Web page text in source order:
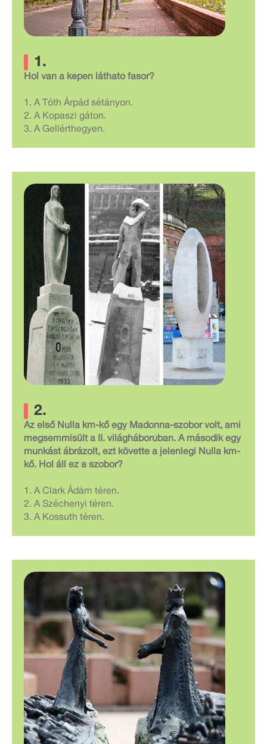
1.
Hol van a képen látható fasor?
1. A Tóth Árpád sétányon.
2. A Kopaszi gáton.
3. A Gellérthegyen.
2.
Az első Nulla km-kő egy Madonna-szobor volt, ami
megsemmisült a II. világháborúban. A második egy
munkást ábrázolt, ezt követte a jelenlegi Nulla km-
kő. Hol áll ez a szobor?
1. A Clark Ádám téren.
2. A Széchenyi téren.
3. A Kossuth téren.